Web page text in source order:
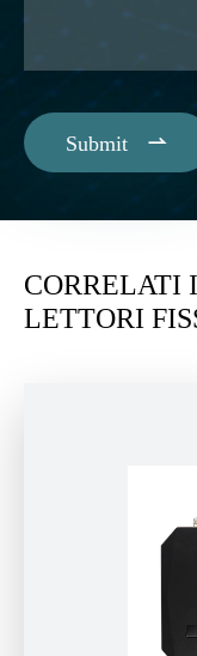
Submit 
CORRELATI
LETTORI